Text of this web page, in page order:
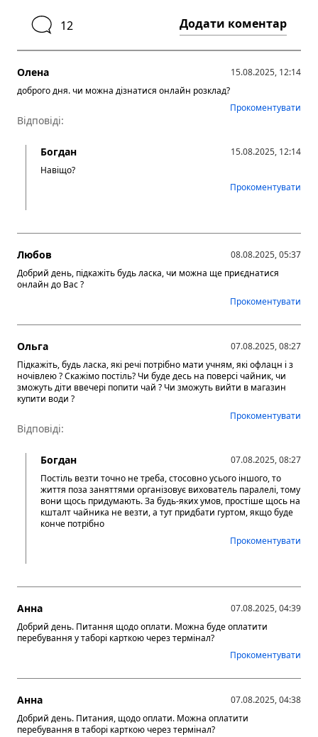
12 Додати коментар
Олена
15.08.2025, 12:14
доброго дня. чи можна дізнатися онлайн розклад?
Прокоментувати
Відповіді:
Богдан
15.08.2025, 12:14
Навіщо?
Прокоментувати
Любов
08.08.2025, 05:37
Добрий день, підкажіть будь ласка, чи можна ще приєднатися
онлайн до Вас ?
Прокоментувати
Ольга
07.08.2025, 08:27
Підкажіть, будь ласка, які речі потрібно мати учням, які офлацн і з
ночівлею ? Скажімо постіль? Чи буде десь на поверсі чайник, чи
зможуть діти ввечері попити чай ? Чи зможуть вийти в магазин
купити води ?
Прокоментувати
Відповіді:
Богдан
07.08.2025, 08:27
Постіль везти точно не треба, стосовно усього іншого, то
життя поза заняттями організовує вихователь паралелі, тому
вони щось придумають. За будь-яких умов, простіше щось на
кшталт чайника не везти, а тут придбати гуртом, якщо буде
конче потрібно
Прокоментувати
Анна
07.08.2025, 04:39
Добрий день. Питання щодо оплати. Можна буде оплатити
перебування у таборі карткою через термінал?
Прокоментувати
Анна
07.08.2025, 04:38
Добрий день. Питания, щодо оплати. Можна оплатити
перебування в таборі карткою через термінал?